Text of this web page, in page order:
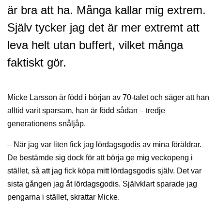
är bra att ha. Många kallar mig extrem.
Själv tycker jag det är mer extremt att
leva helt utan buffert, vilket många
faktiskt gör.
Micke Larsson är född i början av 70-talet och säger att han
alltid varit sparsam, han är född sådan – tredje
generationens snåljåp.
– När jag var liten fick jag lördagsgodis av mina föräldrar.
De bestämde sig dock för att börja ge mig veckopeng i
stället, så att jag fick köpa mitt lördagsgodis själv. Det var
sista gången jag åt lördagsgodis. Självklart sparade jag
pengarna i stället, skrattar Micke.